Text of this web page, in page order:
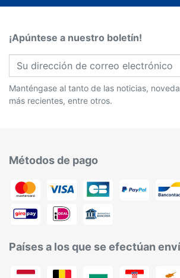
¡Apúntese a nuestro boletín!
Manténgase al tanto de las noticias,
más recientes, entre otros.
Métodos de pago
Países a los que se efectúan